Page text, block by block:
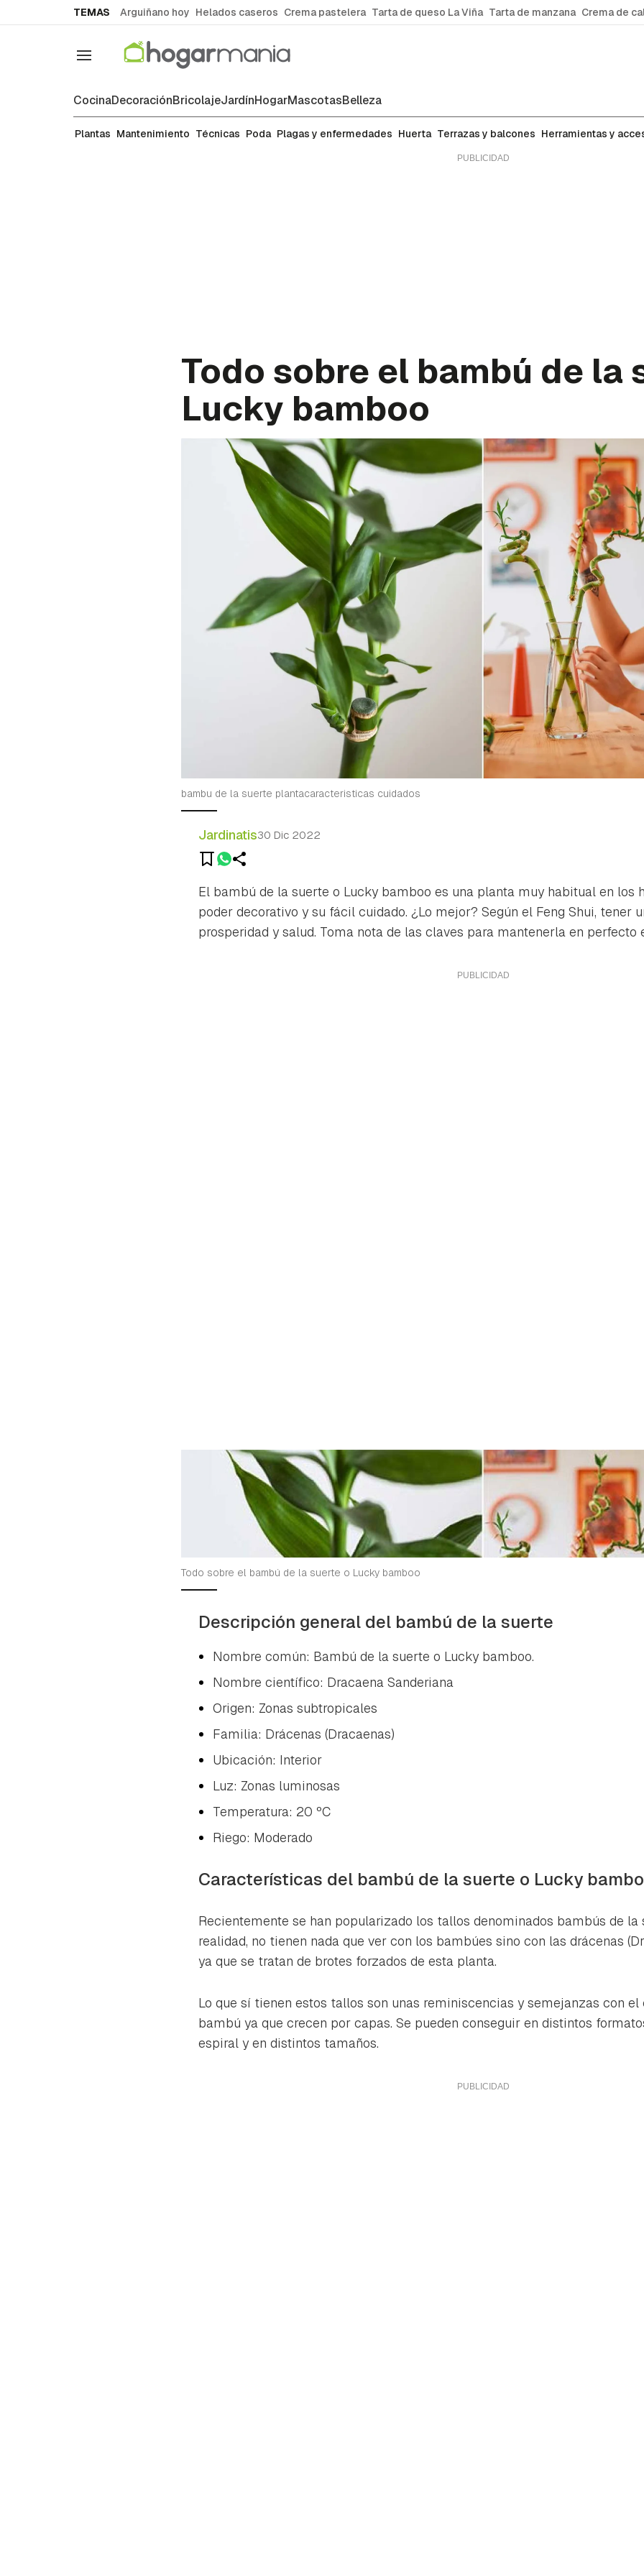
TEMAS Arguiñano hoy Helados caseros Crema pastelera Tarta de queso La Viña Tarta de manzana Crema de
Navegación
CocinaDecoraciónBricolajeJardínHogarMascotasBelleza
Plantas
Plantas Mantenimiento Técnicas Poda Plagas y enfermedades Huerta Terrazas y balcones Herramientas y
Todo sobre el bambú de la
Lucky bamboo
bambu de la suerte plantacaracteristicas cuidados
Jardinatis30 Dic 2022
Guardar como favorito
cuenta de Hogarmanía.
INICIAR SESIÓN CANCELAR
El bambú de la suerte o Lucky bamboo es una planta muy habitual en los
poder decorativo y su fácil cuidado. ¿Lo mejor? Según el Feng Shui, tener
prosperidad y salud. Toma nota de las claves para mantenerla en perfecto
Todo sobre el bambú de la suerte o Lucky bamboo
Descripción general del bambú de la suerte
Nombre común: Bambú de la suerte o Lucky bamboo.
Nombre científico: Dracaena Sanderiana
Origen: Zonas subtropicales
Familia: Drácenas (Dracaenas)
Ubicación: Interior
Luz: Zonas luminosas
Temperatura: 20 ºC
Riego: Moderado
Características del bambú de la suerte o Lucky
Recientemente se han popularizado los tallos denominados bambús de la
realidad, no tienen nada que ver con los bambúes sino con las drácenas (
ya que se tratan de brotes forzados de esta planta.
Lo que sí tienen estos tallos son unas reminiscencias y semejanzas con
bambú ya que crecen por capas. Se pueden conseguir en distintos
espiral y en distintos tamaños.
Contenido enviado